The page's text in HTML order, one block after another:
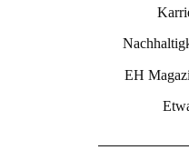
EH